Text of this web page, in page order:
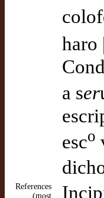
haro
a ser
esco
References
(most